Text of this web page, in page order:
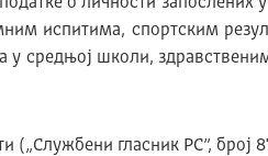
испитима, спортским
у средњој школи,
(„Службени гласник РС”, број